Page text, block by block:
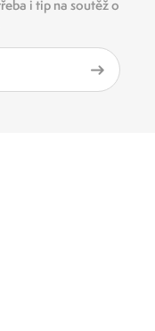
i tip na soutěž o